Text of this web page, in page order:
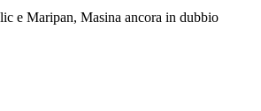
e Maripan, Masina ancora in dubbio